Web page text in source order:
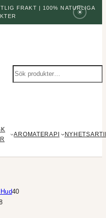
FRAKT | 100% NATURLIGA
☀
Sök
produkter
AROMATERAPI
4040
18